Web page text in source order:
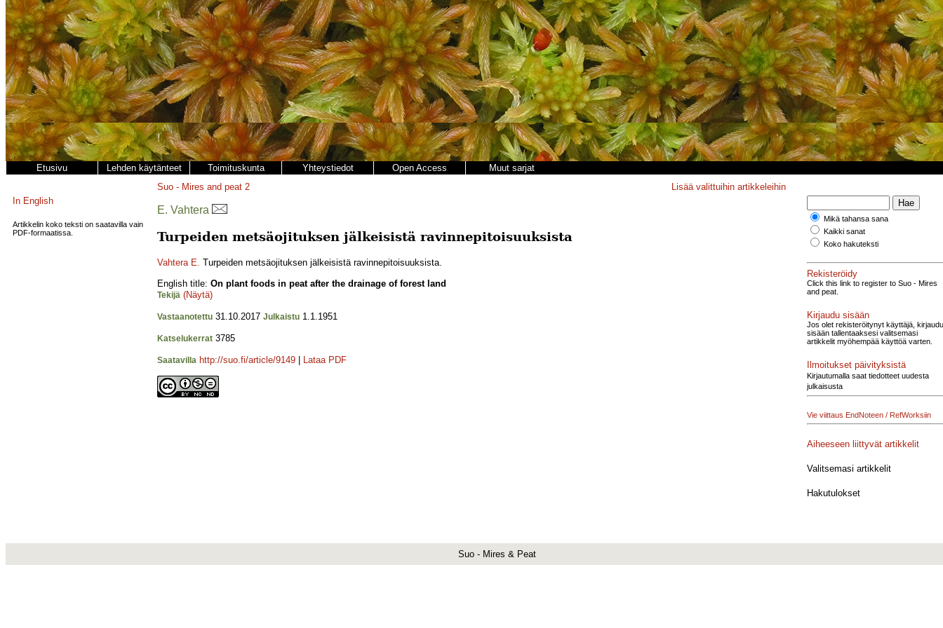
Etusivu Lehden käytänteet Toimituskunta Yhteystiedot Open Access Muut sarjat
In English
Artikkelin koko teksti on saatavilla vain
PDF-formaatissa.
Suo - Mires and peat 2 Lisää valittuihin artikkeleihin
E. Vahtera
Turpeiden metsäojituksen jälkeisistä ravinnepitoisuuksista
Vahtera E. Turpeiden metsäojituksen jälkeisistä ravinnepitoisuuksista.
English title: On plant foods in peat after the drainage of forest land
Tekijä (Näytä)
Vastaanotettu 31.10.2017 Julkaistu 1.1.1951
Katselukerrat 3785
Saatavilla http://suo.fi/article/9149 Lataa PDF
Mikä tahansa sana
Kaikki sanat
Koko hakuteksti
Rekisteröidy
Click this link to register to Suo - Mires
and peat.
Kirjaudu sisään
Jos olet rekisteröitynyt käyttäjä, kirjaudu
sisään tallentaaksesi valitsemasi
artikkelit myöhempää käyttöä varten.
Ilmoitukset päivityksistä
Kirjautumalla saat tiedotteet uudesta
julkaisusta
Vie viittaus EndNoteen / RefWorksiin
Aiheeseen liittyvät artikkelit
Valitsemasi artikkelit
Hakutulokset
Suo - Mires & Peat